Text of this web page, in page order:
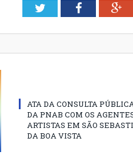
TwitterFacebook
ATA DA CONSULTA
DA PNAB COM OS
ARTISTAS EM SÃO
DA BOA VISTA